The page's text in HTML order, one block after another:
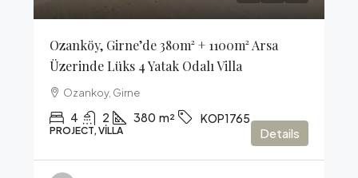
Ozanköy, Girne’de 380m² + 1100m² Arsa
Üzerinde Lüks 4 Yatak Odalı Villa
Ozankoy, Girne
4 2 380 m² KOP1765
PROJECT, VILLA Details